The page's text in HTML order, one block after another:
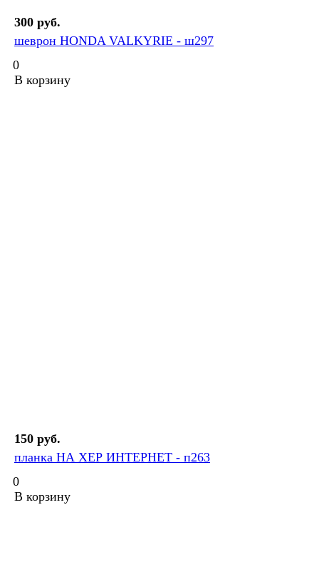
300 руб.
шеврон HONDA VALKYRIE - ш297
0
В корзину
150 руб.
планка НА ХЕР ИНТЕРНЕТ - п263
0
В корзину